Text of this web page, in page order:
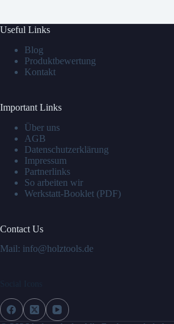
Useful Links
Blog
Produktbewertung
Kontakt
Important Links
Über uns
AGB
Datenschutzerklärung
Impressum
Partnerlinks
So arbeiten wir
Werkstatt-Booklet (PDF)
Contact Us
Mail: info@holztools.de